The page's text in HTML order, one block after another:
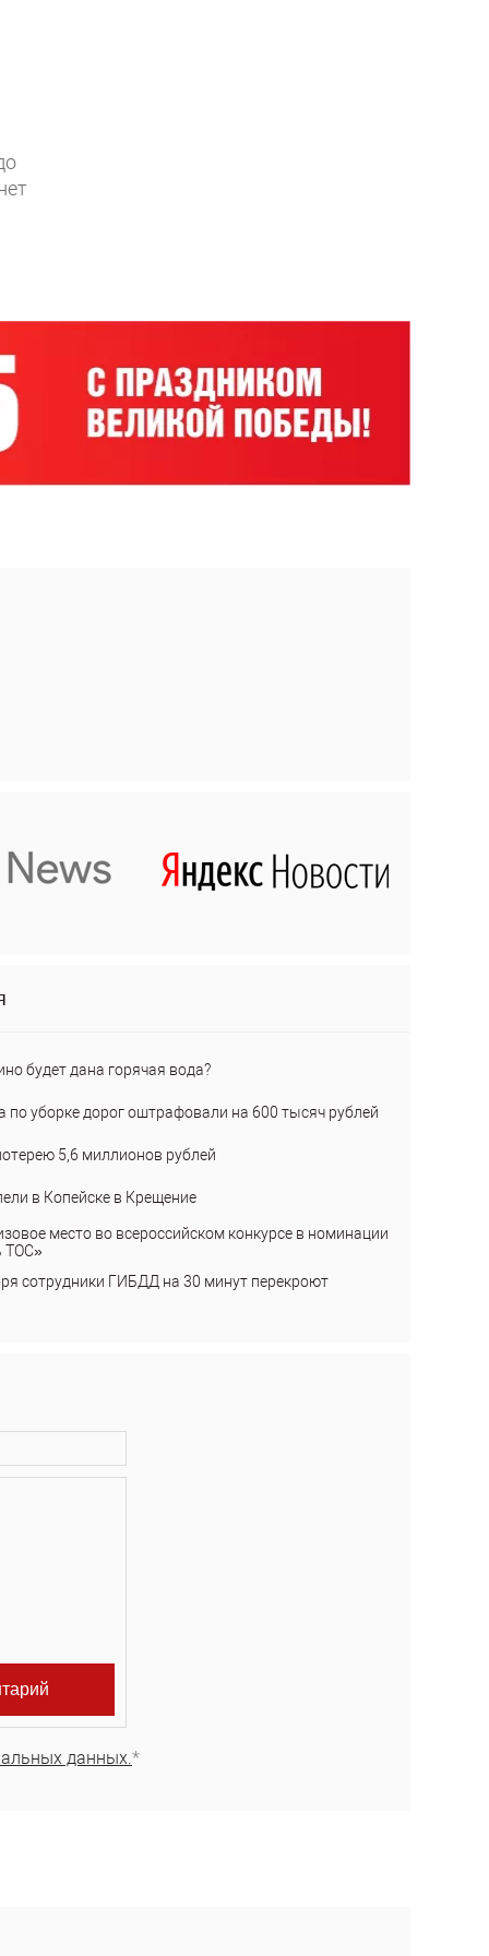
будет дана горячая вода?
по уборке дорог оштрафовали на 600 тысяч рублей
5,6 миллионов рублей
в Копейске в Крещение
место во всероссийском конкурсе в номинации
ТОС»
сотрудники ГИБДД на 30 минут перекроют
данных.*